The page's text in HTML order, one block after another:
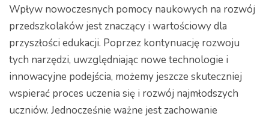
Wpływ nowoczesnych pomocy naukowych na rozwój
przedszkolaków jest znaczący i wartościowy dla
przyszłości edukacji. Poprzez kontynuację rozwoju
tych narzędzi, uwzględniając nowe technologie i
innowacyjne podejścia, możemy jeszcze skuteczniej
wspierać proces uczenia się i rozwój najmłodszych
uczniów. Jednocześnie ważne jest zachowanie